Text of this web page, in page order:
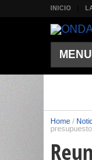
INICIO
MENU
Home /